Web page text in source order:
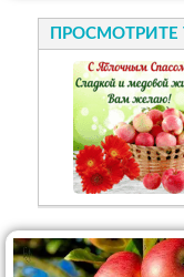
ПРОСМОТРИТЕ